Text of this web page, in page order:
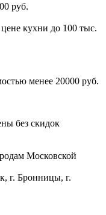
руб.
кухни до 100 тыс.
менее 20000 руб.
без скидок
Московской
г. Бронницы, г.